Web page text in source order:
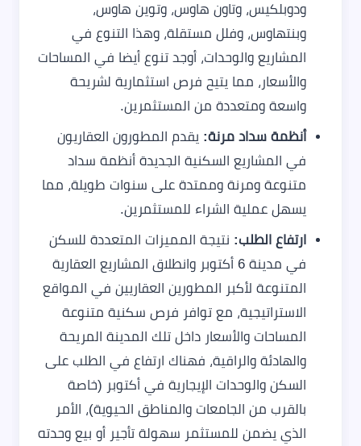
ودوبلكيس، وتاون هاوس، وتوين هاوس،
وبنتهاوس، وفلل مستقلة، وهذا التنوع في
المشاريع والوحدات، أوجد تنوع أيضا في المساحات
والأسعار، مما يتيح فرص استثمارية لشريحة
واسعة ومتعددة من المستثمرين.
أنظمة سداد مرنة: يقدم المطورون العقاريون
في المشاريع السكنية الجديدة أنظمة سداد
متنوعة ومرنة وممتدة على سنوات طويلة، مما
يسهل عملية الشراء للمستثمرين.
ارتفاع الطلب: نتيجة المميزات المتعددة للسكن
في مدينة 6 أكتوبر وانطلاق المشاريع العقارية
المتنوعة لأكبر المطورين العقاريين في المواقع
الاستراتيجية، مع توافر فرص سكنية متنوعة
المساحات والأسعار داخل تلك المدينة المريحة
والهادئة والراقية، فهناك ارتفاع في الطلب على
السكن والوحدات الإيجارية في أكتوبر (خاصة
بالقرب من الجامعات والمناطق الحيوية)، الأمر
الذي يضمن للمستثمر سهولة تأجير أو بيع وحدته